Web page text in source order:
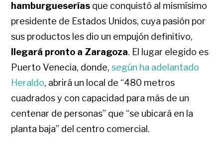
hamburgueserías que conquistó al mismísimo
presidente de Estados Unidos, cuya pasión por
sus productos les dio un empujón definitivo,
llegará pronto a Zaragoza. El lugar elegido es
Puerto Venecia, donde,según ha adelantado
Heraldo, abrirá un local de “480 metros
cuadrados y con capacidad para más de un
centenar de personas” que “se ubicará en la
planta baja” del centro comercial.